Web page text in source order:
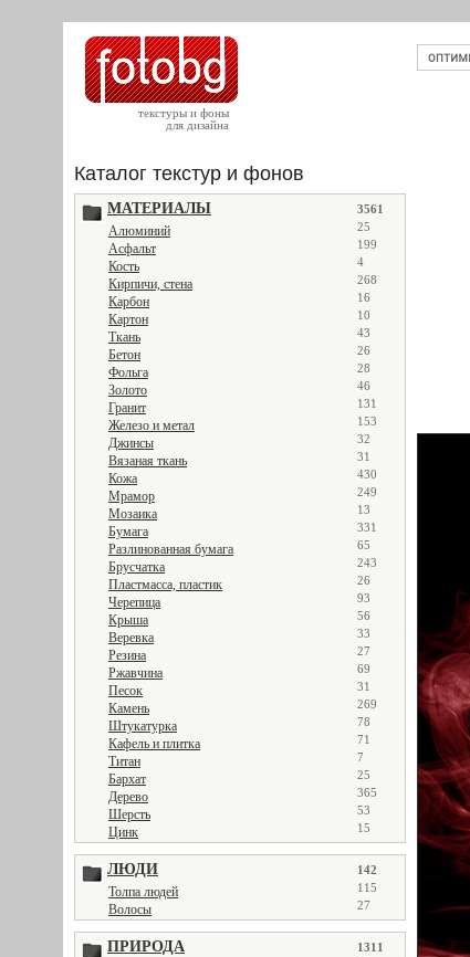
текстуры и фоны
для дизайна
Каталог текстур и фонов
МАТЕРИАЛЫ 3561
Алюминий 25
Асфальт 199
Кость 4
Кирпичи, стена 268
Карбон 16
Картон 10
Ткань 43
Бетон 26
Фольга 28
Золото 46
Гранит 131
Железо и метал 153
Джинсы 32
Вязаная ткань 31
Кожа 430
Мрамор 249
Мозаика 13
Бумага 331
Разлинованная бумага 65
Брусчатка 243
Пластмасса, пластик 26
Черепица 93
Крыша 56
Веревка 33
Резина 27
Ржавчина 69
Песок 31
Камень 269
Штукатурка 78
Кафель и плитка 71
Титан 7
Бархат 25
Дерево 365
Шерсть 53
Цинк 15
ЛЮДИ 142
Толпа людей 115
Волосы 27
ПРИРОДА 1311